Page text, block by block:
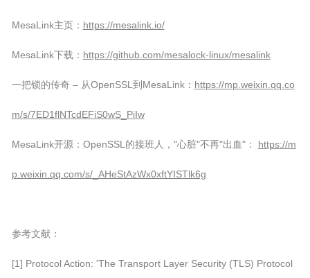
MesaLink主页： https://mesalink.io/
MesaLink下载： https://github.com/mesalock-linux/mesalink
一把锁的传奇 – 从OpenSSL到MesaLink： https://mp.weixin.qq.co
m/s/7ED1flNTcdEFiS0wS_PiIw
MesaLink开源：OpenSSL的接班人，"心脏"不再"出血"： https://m
p.weixin.qq.com/s/_AHeStAzWx0xftYISTlk6g
参考文献：
[1] Protocol Action: 'The Transport Layer Security (TLS) Protocol